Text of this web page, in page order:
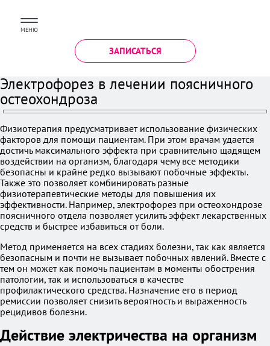
МЕНЮ
ЗАПИСАТЬСЯ
Электрофорез в лечении поясничного
остеохондроза
Физиотерапия предусматривает использование физических
факторов для помощи пациентам. При этом врачам удается
достичь максимального эффекта при сравнительно щадящем
воздействии на организм, благодаря чему все методики
безопасны и крайне редко вызывают побочные эффекты.
Также это позволяет комбинировать разные
физиотерапевтические методы для повышения их
эффективности. Например, электрофорез при остеохондрозе
поясничного отдела позволяет усилить эффект лекарственных
средств и быстрее избавиться от боли.
Метод применяется на всех стадиях болезни, так как является
безопасным и почти не вызывает побочных явлений. Вместе с
тем он может как помочь пациентам в моменты обострения
патологии, так и использоваться в качестве
профилактического средства. Назначение его в период
ремиссии позволяет снизить вероятность и выраженность
рецидивов болезни.
Действие электричества на организм